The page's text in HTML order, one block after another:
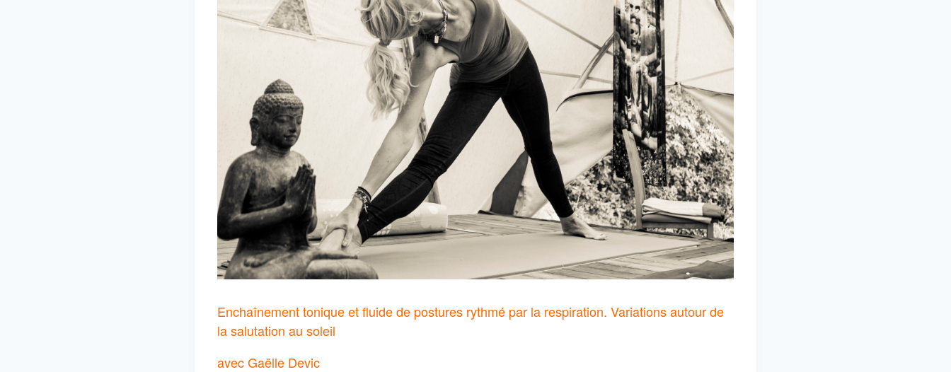
Enchaînement tonique et fluide de postures rythmé par la respiration. Variations autour de
la salutation au soleil
avec Gaëlle Devic